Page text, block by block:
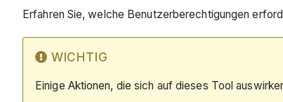
Erfahren Sie, welche Benutzerberechtigungen
WICHTIG
Einige Aktionen, die sich auf dieses Tool